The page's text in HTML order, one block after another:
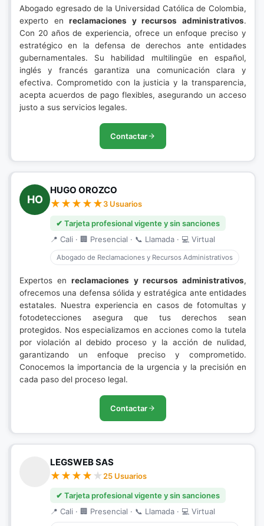
Abogado egresado de la Universidad Católica de Colombia,
experto enreclamaciones y recursos administrativos.
Con 20 años de experiencia, ofrece un enfoque preciso y
estratégico en la defensa de derechos ante entidades
gubernamentales. Su habilidad multilingüe en español,
inglés y francés garantiza una comunicación clara y
efectiva. Comprometido con la justicia y la transparencia,
acepta acuerdos de pago flexibles, asegurando un acceso
justo a sus servicios legales.
Contactar
HO
HUGO OROZCO
3 Usuarios
✔ Tarjeta profesional vigente y sin sanciones
📍 Cali · 🏢 Presencial · 📞 Llamada · 💻 Virtual
Abogado de Reclamaciones y Recursos Administrativos
Expertos enreclamaciones y recursos administrativos,
ofrecemos una defensa sólida y estratégica ante entidades
estatales. Nuestra experiencia en casos de fotomultas y
fotodetecciones asegura que tus derechos sean
protegidos. Nos especializamos en acciones como la tutela
por violación al debido proceso y la acción de nulidad,
garantizando un enfoque preciso y comprometido.
Conocemos la importancia de la urgencia y la precisión en
cada paso del proceso legal.
Contactar
LEGSWEB SAS
25 Usuarios
✔ Tarjeta profesional vigente y sin sanciones
📍 Cali · 🏢 Presencial · 📞 Llamada · 💻 Virtual